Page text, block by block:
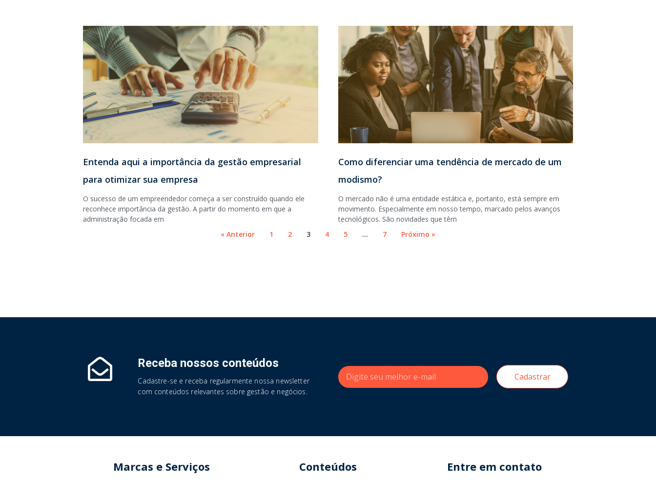
Entenda aqui a importância da gestão empresarial
para otimizar sua empresa
O sucesso de um empreendedor começa a ser construído quando ele
reconhece importância da gestão. A partir do momento em que a
administração focada em
Como diferenciar uma tendência de mercado de um
modismo?
O mercado não é uma entidade estática e, portanto, está sempre em
movimento. Especialmente em nosso tempo, marcado pelos avanços
tecnológicos. São novidades que têm
« Anterior
1 2 3 4 5 … 7 Próximo »
Receba nossos conteúdos
Cadastre-se e receba regularmente nossa newsletter
com conteúdos relevantes sobre gestão e negócios.
Cadastrar
Marcas e Serviços Conteúdos Entre em contato